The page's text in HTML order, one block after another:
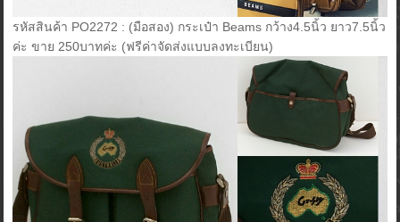
รหัสสินค้า PO2272 : (มือสอง) กระเป๋า Beams กว้าง4.5นิ้ว ยาว7.5นิ้ว
ค่ะ ขาย 250บาทค่ะ (ฟรีค่าจัดส่งแบบลงทะเบียน)